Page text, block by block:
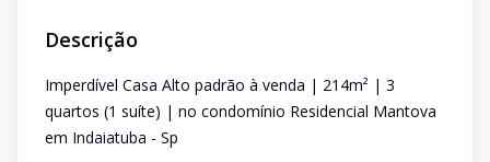
Descrição
Imperdível Casa Alto padrão à venda | 214m² | 3
quartos (1 suíte) | no condomínio Residencial Mantova
em Indaiatuba - Sp